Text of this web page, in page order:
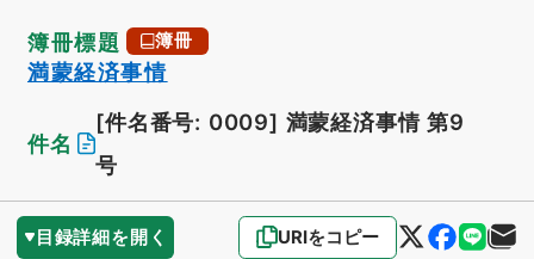
簿冊標題 簿冊
満蒙経済事情
件名
[件名番号: 0009] 満蒙経済事情 第9
号
目録詳細を開く URIをコピー